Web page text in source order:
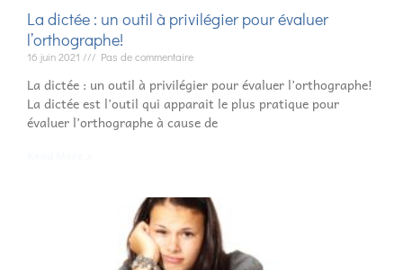
La dictée : un outil à privilégier pour évaluer
l’orthographe!
16 juin 2021 Pas de commentaire
La dictée : un outil à privilégier pour évaluer l’orthographe!
La dictée est l’outil qui apparait le plus pratique pour
évaluer l’orthographe à cause de